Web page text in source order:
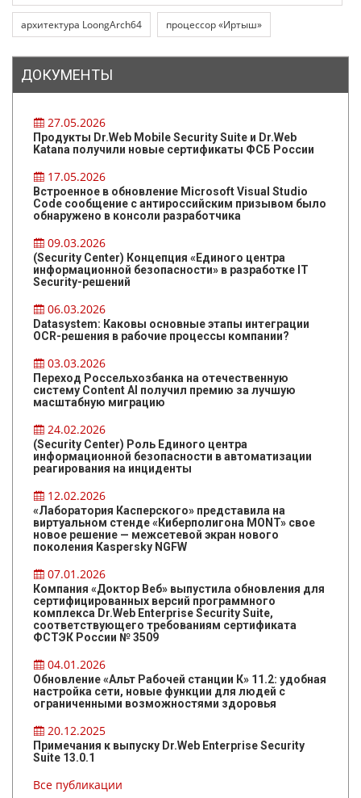
архитектура LoongArch64 процессор «Иртыш»
ДОКУМЕНТЫ
27.05.2026
Продукты Dr.Web Mobile Security Suite и Dr.Web
Katana получили новые сертификаты ФСБ России
17.05.2026
Встроенное в обновление Microsoft Visual Studio
Code сообщение с антироссийским призывом было
обнаружено в консоли разработчика
09.03.2026
(Security Center) Концепция «Единого центра
информационной безопасности» в разработке IT
Security-решений
06.03.2026
Datasystem: Каковы основные этапы интеграции
OCR-решения в рабочие процессы компании?
03.03.2026
Переход Россельхозбанка на отечественную
систему Content AI получил премию за лучшую
масштабную миграцию
24.02.2026
(Security Center) Роль Единого центра
информационной безопасности в автоматизации
реагирования на инциденты
12.02.2026
«Лаборатория Касперского» представила на
виртуальном стенде «Киберполигона MONT» свое
новое решение — межсетевой экран нового
поколения Kaspersky NGFW
07.01.2026
Компания «Доктор Веб» выпустила обновления для
сертифицированных версий программного
комплекса Dr.Web Enterprise Security Suite,
соответствующего требованиям сертификата
ФСТЭК России № 3509
04.01.2026
Обновление «Альт Рабочей станции К» 11.2: удобная
настройка сети, новые функции для людей с
ограниченными возможностями здоровья
20.12.2025
Примечания к выпуску Dr.Web Enterprise Security
Suite 13.0.1
Все публикации